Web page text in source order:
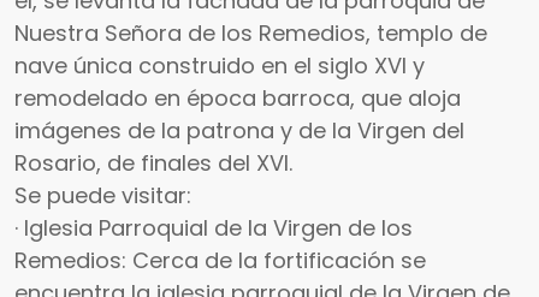
Nuestra Señora de los Remedios, templo de
nave única construido en el siglo XVI y
remodelado en época barroca, que aloja
imágenes de la patrona y de la Virgen del
Rosario, de finales del XVI.
Se puede visitar:
· Iglesia Parroquial de la Virgen de los
Remedios: Cerca de la fortificación se